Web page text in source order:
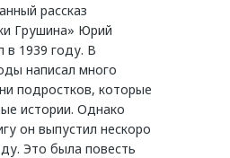
рассказ
Грушина» Юрий
в 1939 году. В
написал много
подростков, которые
истории. Однако
он выпустил нескоро
Это была повесть